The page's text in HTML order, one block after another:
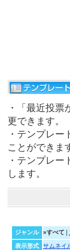
・「最近投
更できます。
・テンプレ
ことができま
・テンプレ
します。
ジャンル »すべて
表示形式
サムネイ